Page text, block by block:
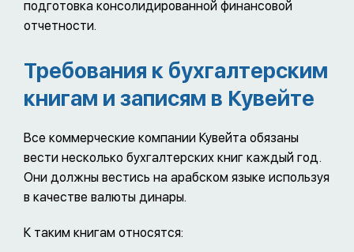
подготовка консолидированной финансовой
отчетности.
Требования к бухгалтерским
книгам и записям в Кувейте
Все коммерческие компании Кувейта обязаны
вести несколько бухгалтерских книг каждый год.
Они должны вестись на арабском языке используя
в качестве валюты динары.
К таким книгам относятся: